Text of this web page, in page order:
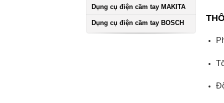
Dụng cụ điện cầm tay MAKITA
Dụng cụ điện cầm tay BOSCH